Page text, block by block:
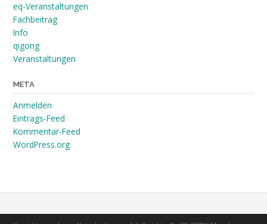
eq-Veranstaltungen
Fachbeitrag
Info
qigong
Veranstaltungen
META
Anmelden
Eintrags-Feed
Kommentar-Feed
WordPress.org